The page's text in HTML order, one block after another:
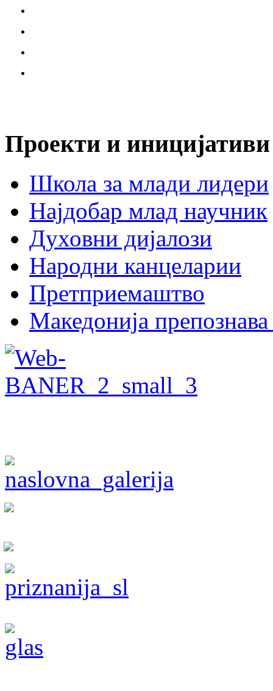
Проекти и иницијативи
Школа за млади лидери
Најдобар млад научник
Духовни дијалози
Народни канцеларии
Претприемаштво
Македонија